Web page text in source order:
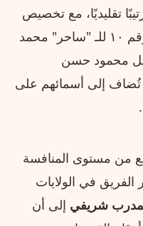
تقليديًا، مع تخصيص
الرقم ١ للمنتخب الأساسي، والرقم ١٠ للـ "ساحر" محمد
محمود حسن
تُضاف إلى أسمائهم على
من مستوى المنافسة
في الولايات
شريفي إلى أن